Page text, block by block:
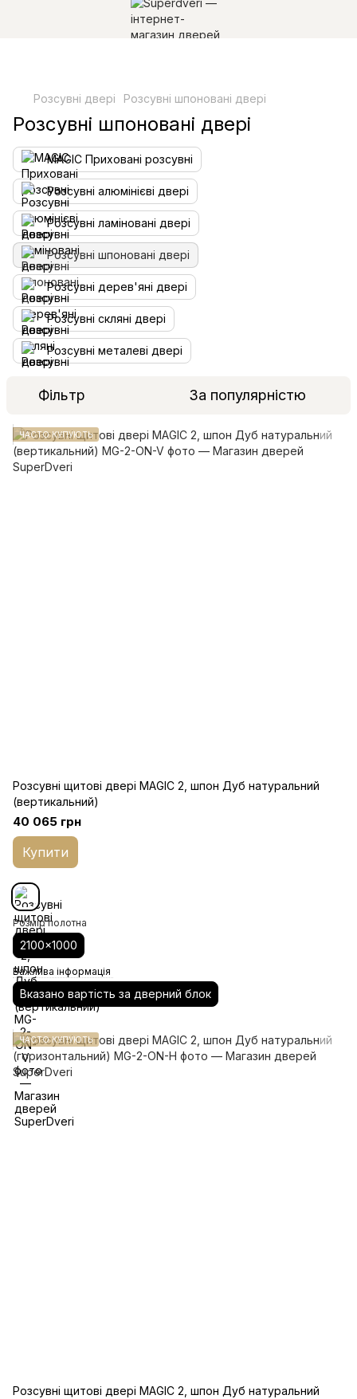
Розсувні двері Розсувні шпоновані двері
Розсувні шпоновані двері
MAGIC Приховані розсувні
Розсувні алюмінієві двері
Розсувні ламіновані двері
Розсувні шпоновані двері
Розсувні дерев'яні двері
Розсувні скляні двері
Розсувні металеві двері
Фільтр За популярністю
ЧАСТО КУПУЮТЬ
Розсувні щитові двері MAGIC 2, шпон Дуб натуральний
(вертикальний)
40 065 грн
Купити
Розмір полотна
2100x1000
Важлива інформація
Вказано вартість за дверний блок
ЧАСТО КУПУЮТЬ
Розсувні щитові двері MAGIC 2, шпон Дуб натуральний